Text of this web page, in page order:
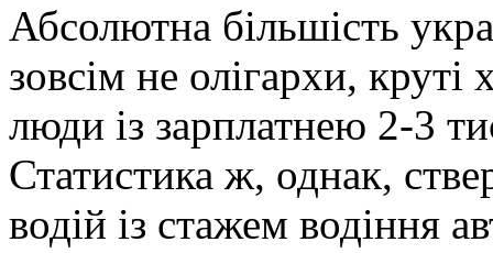
Абсолютна більшість
зовсім не олігархи,
люди із зарплатнею 2-3
Статистика ж, однак,
водій із стажем водіння